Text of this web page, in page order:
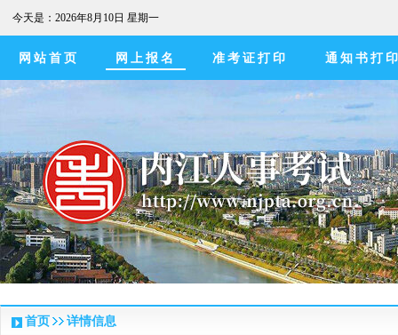
今天是： 2026年8月10日 星期一
网站首页 网上报名 准考证打印 通知书打
首页 详情信息